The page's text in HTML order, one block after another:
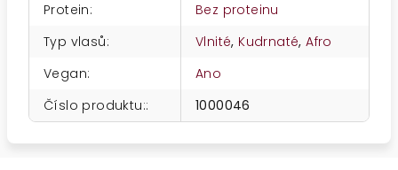
Protein:
Bez proteinu
Typ vlasů: Vlnité, Kudrnaté,Afro
Vegan:
Ano
Číslo produktu:: 1000046